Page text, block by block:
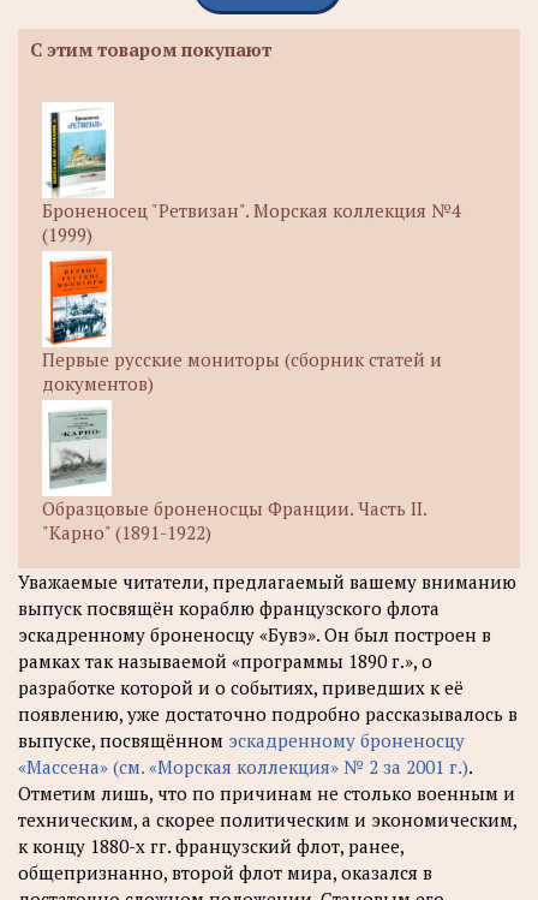
С этим товаром покупают
Броненосец "Ретвизан". Морская коллекция №4
(1999)
Первые русские мониторы (сборник статей и
документов)
Образцовые броненосцы Франции. Часть II.
"Карно" (1891-1922)
Уважаемые читатели, предлагаемый вашему вниманию
выпуск посвящён кораблю французского флота
эскадренному броненосцу «Бувэ». Он был построен в
рамках так называемой «программы 1890 г.», о
разработке которой и о событиях, приведших к её
появлению, уже достаточно подробно рассказывалось в
выпуске, посвящённом эскадренному броненосцу
«Массена» (см. «Морская коллекция» № 2 за 2001 г.).
Отметим лишь, что по причинам не столько военным и
техническим, а скорее политическим и экономическим,
к концу 1880-х гг. французский флот, ранее,
общепризнанно, второй флот мира, оказался в